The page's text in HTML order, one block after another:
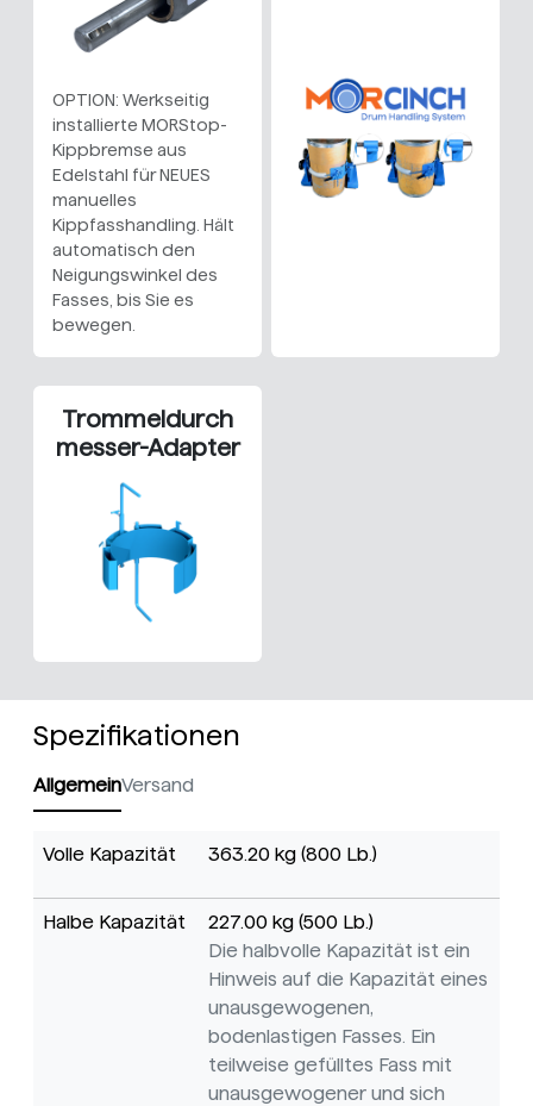
OPTION: Werkseitig
installierte MORStop-
Kippbremse aus
Edelstahl für NEUES
manuelles
Kippfasshandling. Hält
automatisch den
Neigungswinkel des
Fasses, bis Sie es
bewegen.
Trommeldurch
messer-Adapter
Spezifikationen
AllgemeinVersand
Volle Kapazität 363.20 kg (800 Lb.)
Halbe Kapazität
227.00 kg (500 Lb.)
Die halbvolle Kapazität ist ein
Hinweis auf die Kapazität eines
unausgewogenen,
bodenlastigen Fasses. Ein
teilweise gefülltes Fass mit
unausgewogener und sich